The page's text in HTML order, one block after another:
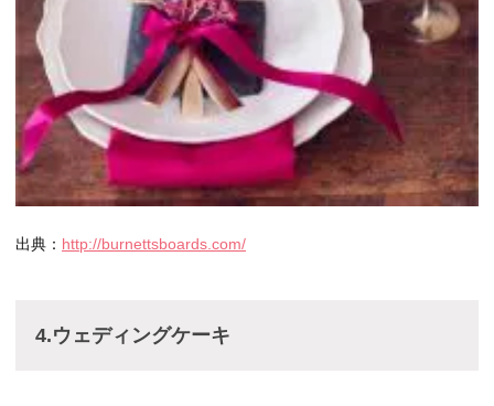
出典： http://burnettsboards.com/
4.ウェディングケーキ